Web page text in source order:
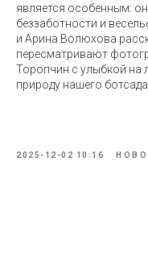
является особенным:
беззаботности и
и Арина Волюхова
пересматривают
Торопчин с улыбкой на
природу нашего ботсада.
2025-12-02 10:16